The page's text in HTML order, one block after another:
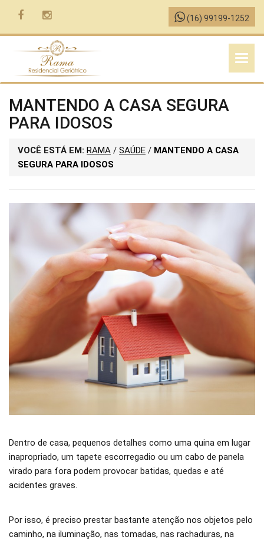
(16) 99199-1252
MENU
MANTENDO A CASA SEGURA
PARA IDOSOS
VOCÊ ESTÁ EM: RAMA / SAÚDE / MANTENDO A CASA
SEGURA PARA IDOSOS
Dentro de casa, pequenos detalhes como uma quina em lugar
inapropriado, um tapete escorregadio ou um cabo de panela
virado para fora podem provocar batidas, quedas e até
acidentes graves.
Por isso, é preciso prestar bastante atenção nos objetos pelo
caminho, na iluminação, nas tomadas, nas rachaduras, na